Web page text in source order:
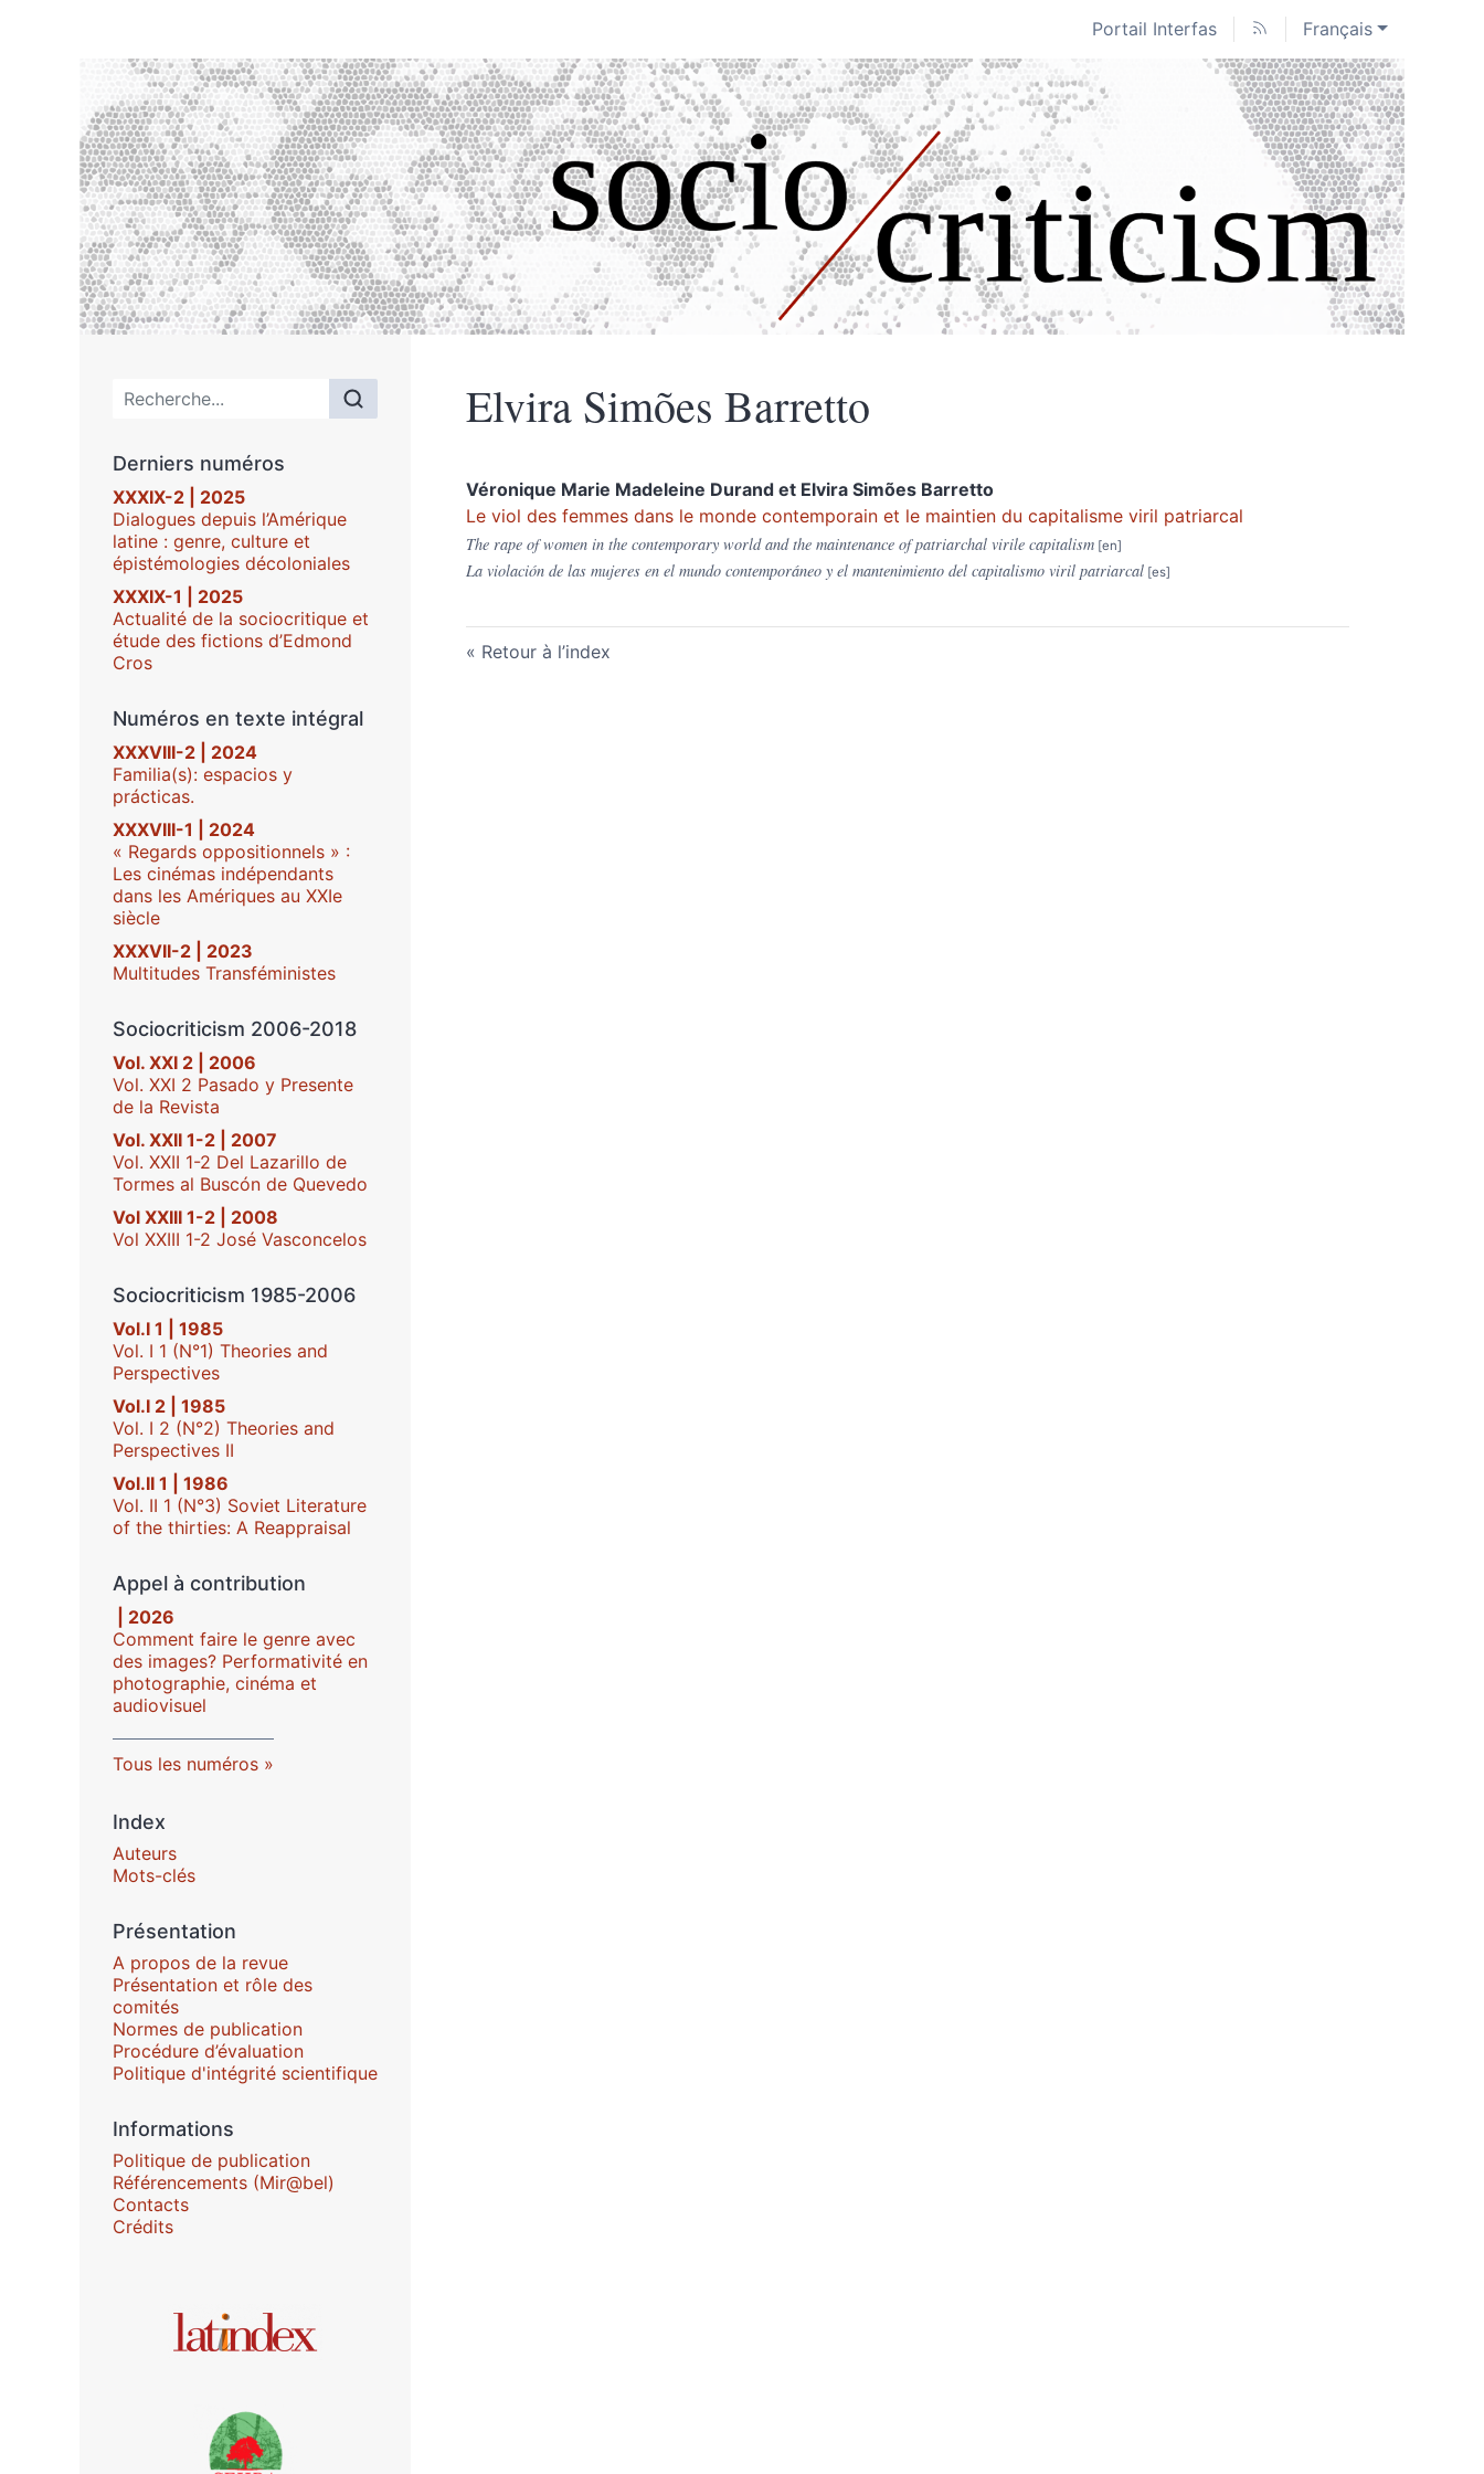
Portail Interfas Français
Menu principal
Derniers numéros
XXXIX-2 | 2025
Dialogues depuis l’Amérique
latine : genre, culture et
épistémologies décoloniales
XXXIX-1 | 2025
Actualité de la sociocritique et
étude des fictions d’Edmond
Cros
Numéros en texte intégral
XXXVIII-2 | 2024
Familia(s): espacios y
prácticas.
XXXVIII-1 | 2024
« Regards oppositionnels » :
Les cinémas indépendants
dans les Amériques au XXIe
siècle
XXXVII-2 | 2023
Multitudes Transféministes
Sociocriticism 2006-2018
Vol. XXI 2 | 2006
Vol. XXI 2 Pasado y Presente
de la Revista
Vol. XXII 1-2 | 2007
Vol. XXII 1-2 Del Lazarillo de
Tormes al Buscón de Quevedo
Vol XXIII 1-2 | 2008
Vol XXIII 1-2 José Vasconcelos
Sociocriticism 1985-2006
Vol.I 1 | 1985
Vol. I 1 (N°1) Theories and
Perspectives
Vol.I 2 | 1985
Vol. I 2 (N°2) Theories and
Perspectives II
Vol.II 1 | 1986
Vol. II 1 (N°3) Soviet Literature
of the thirties: A Reappraisal
Appel à contribution
| 2026
Comment faire le genre avec
des images? Performativité en
photographie, cinéma et
audiovisuel
Tous les numéros
Index
Auteurs
Mots-clés
Présentation
A propos de la revue
Présentation et rôle des
comités
Normes de publication
Procédure d’évaluation
Politique d'intégrité scientifique
Informations
Politique de publication
Référencements (Mir@bel)
Contacts
Crédits
Affiliations/partenaires
Elvira Simões Barretto
Véronique Marie Madeleine Durand et Elvira Simões Barretto
Le viol des femmes dans le monde contemporain et le maintien du capitalisme viril patriarcal
The rape of women in the contemporary world and the maintenance of patriarchal virile capitalism
La violación de las mujeres en el mundo contemporáneo y el mantenimiento del capitalismo viril patriarcal
Retour à l’index